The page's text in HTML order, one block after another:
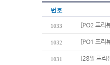
번호
1033 [PO2 프리
1032 [PO1 프리
1031 [28일 프리